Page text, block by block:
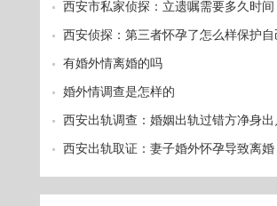
西安市私家侦探：立遗嘱需要多久时间
西安侦探：第三者怀孕了怎么样保护自
有婚外情离婚的吗
婚外情调查是怎样的
西安出轨调查：婚姻出轨过错方净身出
西安出轨取证：妻子婚外怀孕导致离
赔？